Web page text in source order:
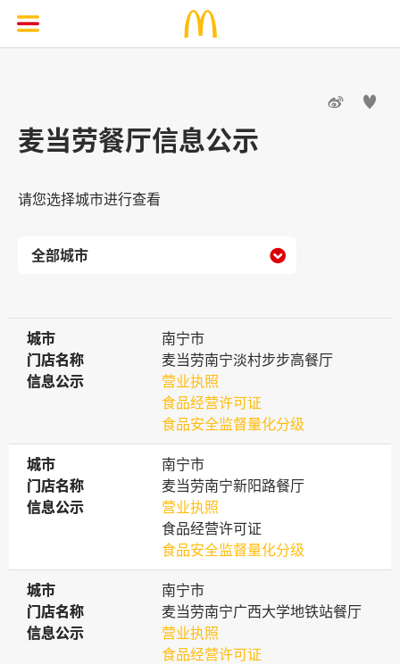
 
麦当劳餐厅信息公示
请您选择城市进行查看

城市
城市
南宁市
门店名称
门店名称
麦当劳南宁淡村步步高餐厅
信息公示
信息公示
营业执照
食品经营许可证
食品安全监督量化分级
城市
城市
南宁市
门店名称
门店名称
麦当劳南宁新阳路餐厅
信息公示
信息公示
营业执照
食品经营许可证
食品安全监督量化分级
城市
城市
南宁市
门店名称
门店名称
麦当劳南宁广西大学地铁站餐厅
信息公示
信息公示
营业执照
食品经营许可证